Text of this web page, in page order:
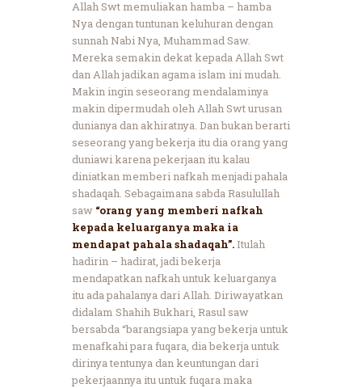
Allah Swt memuliakan hamba – hamba
Nya dengan tuntunan keluhuran dengan
sunnah Nabi Nya, Muhammad Saw.
Mereka semakin dekat kepada Allah Swt
dan Allah jadikan agama islam ini mudah.
Makin ingin seseorang mendalaminya
makin dipermudah oleh Allah Swt urusan
dunianya dan akhiratnya. Dan bukan berarti
seseorang yang bekerja itu dia orang yang
duniawi karena pekerjaan itu kalau
diniatkan memberi nafkah menjadi pahala
shadaqah. Sebagaimana sabda Rasulullah
saw “orang yang memberi nafkah
kepada keluarganya maka ia
mendapat pahala shadaqah”.Itulah
hadirin – hadirat, jadi bekerja
mendapatkan nafkah untuk keluarganya
itu ada pahalanya dari Allah. Diriwayatkan
didalam Shahih Bukhari, Rasul saw
bersabda “barangsiapa yang bekerja untuk
menafkahi para fuqara, dia bekerja untuk
dirinya tentunya dan keuntungan dari
pekerjaannya itu untuk fuqara maka